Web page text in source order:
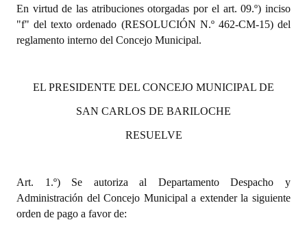
Ejecución Presupuestaria
Actas de Audiencias Públicas
Resoluciones de Presidencia
INSTITUCIONAL
En virtud de las atribuciones otorgadas por el art. 09.º) inciso
"f" del texto ordenado (RESOLUCIÓN N.º 462-CM-15) del
reglamento interno del Concejo Municipal.
EL PRESIDENTE DEL CONCEJO MUNICIPAL DE
SAN CARLOS DE BARILOCHE
RESUELVE
Art. 1.º) Se autoriza al Departamento Despacho y
Administración del Concejo Municipal a extender la siguiente
orden de pago a favor de: